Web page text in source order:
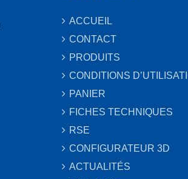
ACCUEIL
CONTACT
PRODUITS
CONDITIONS
PANIER
FICHES TECHNIQUES
RSE
CONFIGURATEUR 3D
ACTUALITÉS